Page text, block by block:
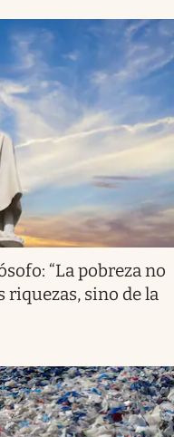
“La pobreza no
riquezas, sino de la